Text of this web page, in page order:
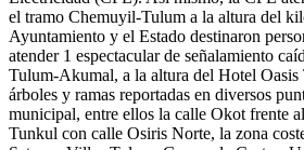
el tramo Chemuyil-Tulum a la altura del
Ayuntamiento y el Estado destinaron
atender 1 espectacular de señalamiento
Tulum-Akumal, a la altura del Hotel
árboles y ramas reportadas en diversos
municipal, entre ellos la calle Okot frente
Tunkul con calle Osiris Norte, la zona